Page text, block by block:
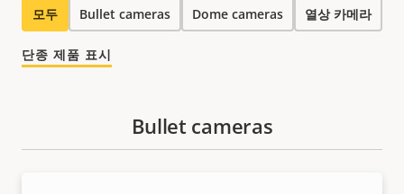
모두 Bullet cameras Dome cameras 열상 카메라
단종 제품 표시
Bullet cameras